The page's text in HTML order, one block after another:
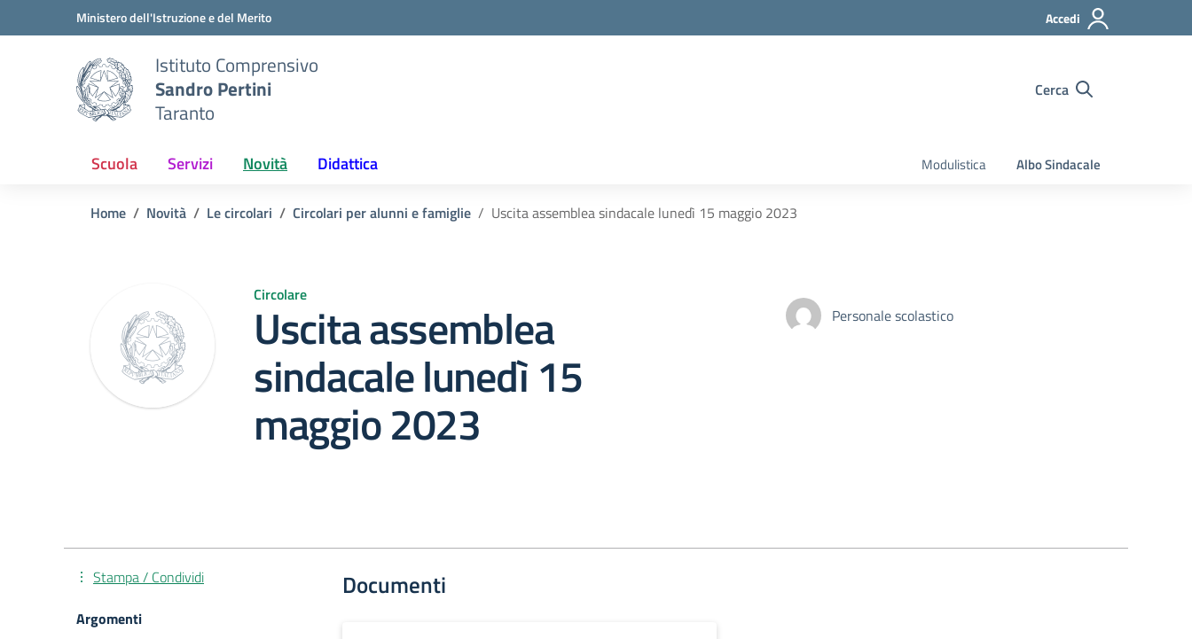
Vai ai contenuti
Vai al menu di navigazioneMinistero dell'Istruzione e del Merito Accedi
Istituto Comprensivo
Sandro Pertini
Taranto
Cerca
Scuola Servizi Novità Didattica Modulistica Albo Sindacale
Home Novità Le circolari Circolari per alunni e famiglie Uscita assemblea sindacale lunedì 15 maggio 2023
Circolare
Uscita assemblea
sindacale lunedì 15
maggio 2023
Personale scolastico
Documenti
Stampa / Condividi
Argomenti